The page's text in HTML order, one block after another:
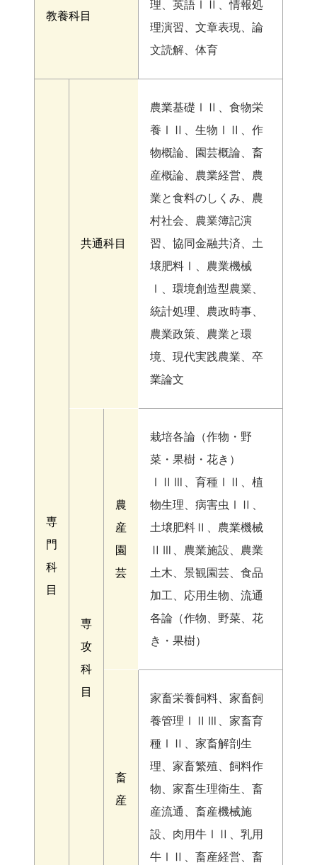
教養科目
理、英語ⅠⅡ、情報処
理演習、文章表現、論
文読解、体育
専
門
科
目
共通科目
農業基礎ⅠⅡ、食物栄
養ⅠⅡ、生物ⅠⅡ、作
物概論、園芸概論、畜
産概論、農業経営、農
業と食料のしくみ、農
村社会、農業簿記演
習、協同金融共済、土
壌肥料Ⅰ、農業機械
Ⅰ、環境創造型農業、
統計処理、農政時事、
農業政策、農業と環
境、現代実践農業、卒
業論文
専
攻
科
目
農
産
園
芸
栽培各論（作物・野
菜・果樹・花き）
ⅠⅡⅢ、育種ⅠⅡ、植
物生理、病害虫ⅠⅡ、
土壌肥料Ⅱ、農業機械
ⅡⅢ、農業施設、農業
土木、景観園芸、食品
加工、応用生物、流通
各論（作物、野菜、花
き・果樹）
畜
産
家畜栄養飼料、家畜飼
養管理ⅠⅡⅢ、家畜育
種ⅠⅡ、家畜解剖生
理、家畜繁殖、飼料作
物、家畜生理衛生、畜
産流通、畜産機械施
設、肉用牛ⅠⅡ、乳用
牛ⅠⅡ、畜産経営、畜